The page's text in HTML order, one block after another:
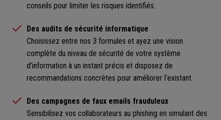
conseils pour limiter les risques identifiés.
Des audits de sécurité informatique
Choisissez entre nos 3 formules et ayez une vision
complète du niveau de sécurité de votre système
d’information à un instant précis et disposez de
recommandations concrètes pour améliorer l’existant.
Des campagnes de faux emails frauduleux
Sensibilisez vos collaborateurs au phishing en simulant des